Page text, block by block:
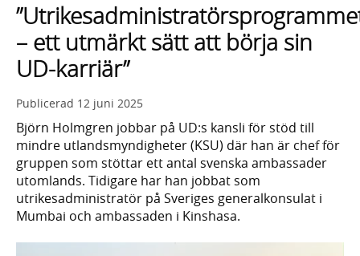
lista
med
sökförslag
– ett utmärkt sätt att börja sin
UD-karriär”
Publicerad 12 juni 2025
Björn Holmgren jobbar på UD:s kansli för stöd till
mindre utlandsmyndigheter (KSU) där han är chef för
gruppen som stöttar ett antal svenska ambassader
utomlands. Tidigare har han jobbat som
utrikesadministratör på Sveriges generalkonsulat i
Mumbai och ambassaden i Kinshasa.